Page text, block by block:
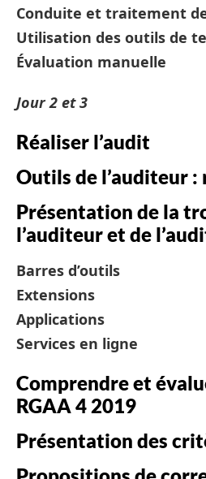
Conduite et traitement
Utilisation des outils de
Évaluation manuelle
Jour 2 et 3
Réaliser l’audit
Outils de l’auditeur :
Présentation de la
l’auditeur et de
Barres d’outils
Extensions
Applications
Services en ligne
Comprendre et
RGAA 4 2019
Présentation des